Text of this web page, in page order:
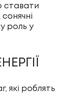
ставати
роль у
які роблять